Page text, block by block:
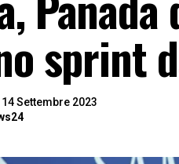
sprint
14 Settembre 2023